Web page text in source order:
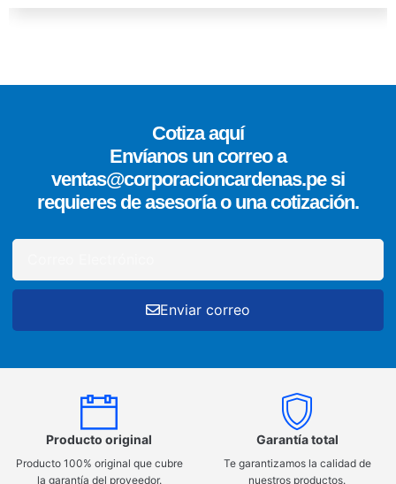
Cotiza aquí
Envíanos un correo a
ventas@corporacioncardenas.pe si
requieres de asesoría o una cotización.
Enviar correo
Producto original
Producto 100% original que cubre
la garantía del proveedor.
Garantía total
Te garantizamos la calidad de
nuestros productos.